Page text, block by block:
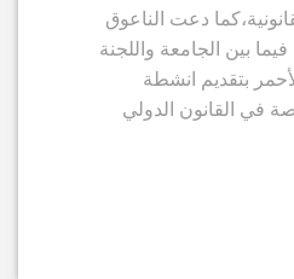
دعت الناعوق
بين الجامعة واللجنة
بتقديم انشطة
في القانون الدولي